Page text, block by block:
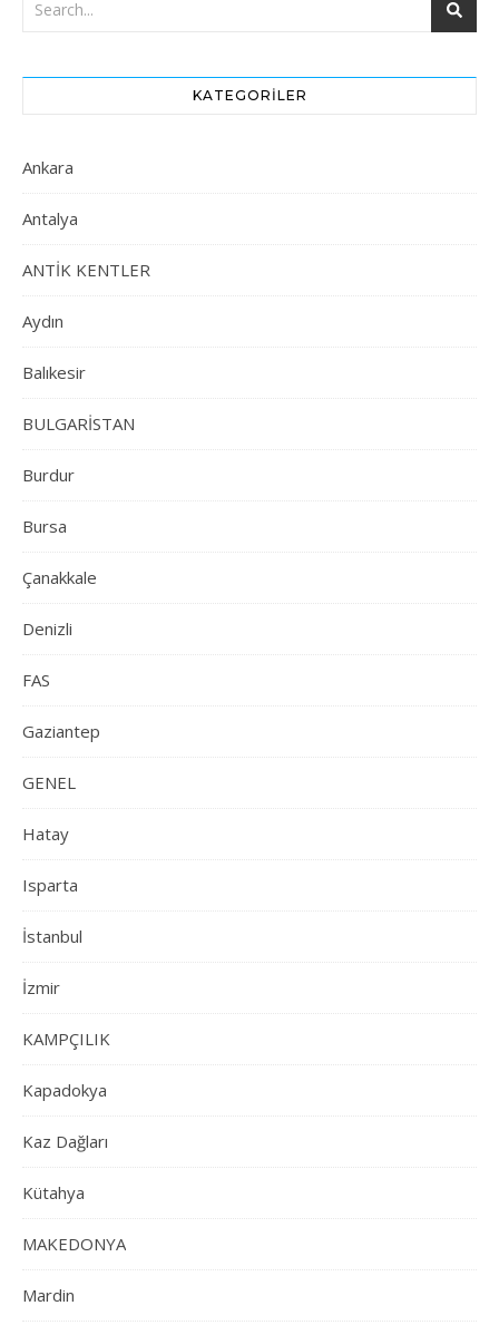
KATEGORILER
Ankara
Antalya
ANTİK KENTLER
Aydın
Balıkesir
BULGARİSTAN
Burdur
Bursa
Çanakkale
Denizli
FAS
Gaziantep
GENEL
Hatay
Isparta
İstanbul
İzmir
KAMPÇILIK
Kapadokya
Kaz Dağları
Kütahya
MAKEDONYA
Mardin